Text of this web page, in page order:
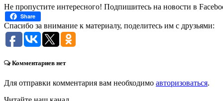
Не пропустите интересного! Подпишитесь на новости в
Share
Спасибо за внимание к материалу, поделитесь им с друзьями:
Комментариев нет
Для отправки комментария вам необходимо авторизоваться.